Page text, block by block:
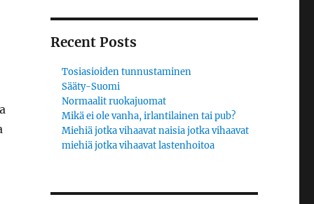
Recent Posts
Tosiasioiden tunnustaminen
Sääty-Suomi
Normaalit ruokajuomat
Mikä ei ole vanha, irlantilainen tai pub?
Miehiä jotka vihaavat naisia jotka vihaavat
miehiä jotka vihaavat lastenhoitoa